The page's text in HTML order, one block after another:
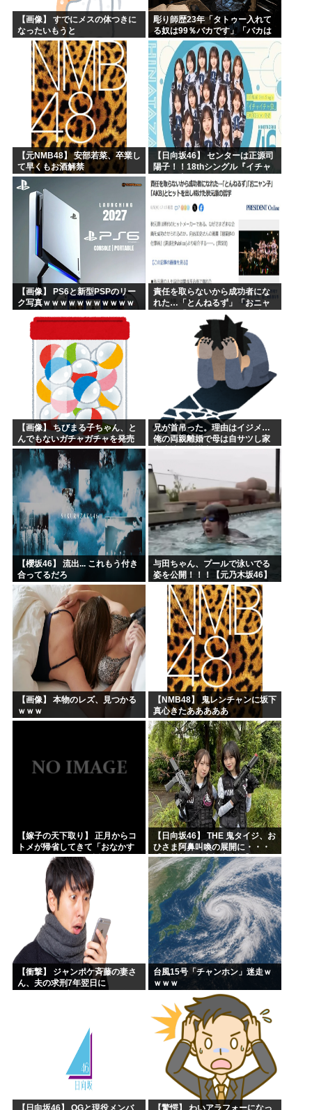
【画像】 すでにメスの体つきに
なったいもうと
彫り師歴23年「タトゥー入れて
る奴は99％バカです」「バカは
5000円が好き」無断キャンセ
ル、挨拶できない、金がない…
客層をぶっちゃけ
【元NMB48】 安部若菜、卒業し
て早くもお酒解禁
【日向坂46】 センターは正源司
陽子！！18thシングル『イチャ
が発表される！
【画像】 PS6と新型PSPのリー
ク写真ｗｗｗｗｗｗｗｗｗｗｗ
責任を取らないから成功者にな
れた…「とんねるず」「おニャ
ン子」「AKB」とヒットを出し
続けた秋元康の哲学！！！
【画像】 ちびまる子ちゃん、と
んでもないガチャガチャを発売
してしまうｗｗｗｗ
兄が首吊った。理由はイジメ…
俺の両親離婚で母は自サツし家
庭崩壊→首謀者を探しだした俺
刑受けた。子に復讐されるだろ...
【櫻坂46】 流出... これもう付き
合ってるだろ
与田ちゃん、プールで泳いでる
姿を公開！！！【元乃木坂46】
【画像】 本物のレズ、見つかる
ｗｗｗ
【NMB48】 鬼レンチャンに坂下
真心きたあああああ
【嫁子の天下取り】 正月からコ
トメが帰省してきて「おなかす
いたぁ～」と子供に返ってる。
旦那もウトメも何もしない。私
にしろって事だよね。でも...
【日向坂46】 THE 鬼タイジ、お
ひさま阿鼻叫喚の展開に・・・
【金村美玖・髙橋未来虹】
【衝撃】 ジャンポケ斉藤の妻さ
ん、夫の求刑7年翌日に
台風15号「チャンホン」迷走ｗ
ｗｗｗ
【日向坂46】 OGと現役メンバ 【驚愕】 わいアラフォーになっ